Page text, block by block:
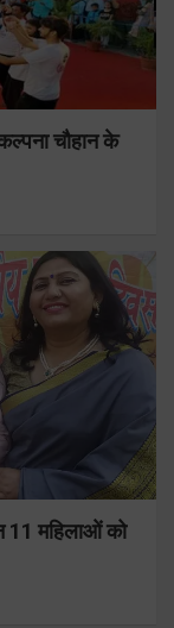
चौहान के
11 महिलाओं को